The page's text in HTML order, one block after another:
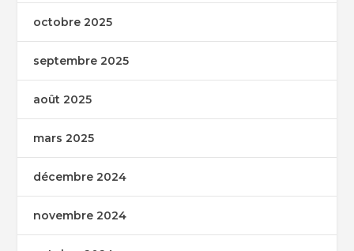
octobre 2025
septembre 2025
août 2025
mars 2025
décembre 2024
novembre 2024